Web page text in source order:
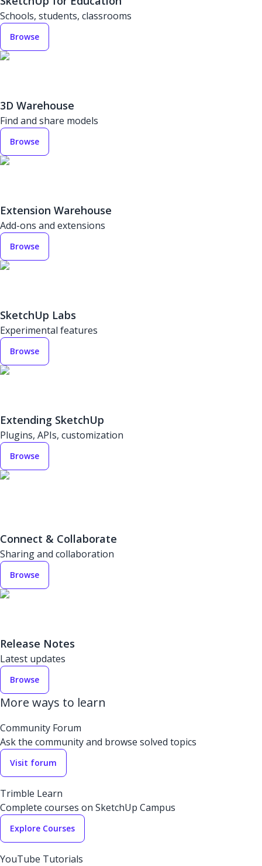
Schools, students, classrooms
Browse
3D Warehouse
Find and share models
Browse
Extension Warehouse
Add-ons and extensions
Browse
SketchUp Labs
Experimental features
Browse
Extending SketchUp
Plugins, APIs, customization
Browse
Connect & Collaborate
Sharing and collaboration
Browse
Release Notes
Latest updates
Browse
More ways to learn
Community Forum
Ask the community and browse solved topics
Visit forum
Trimble Learn
Complete courses on SketchUp Campus
Explore Courses
YouTube Tutorials